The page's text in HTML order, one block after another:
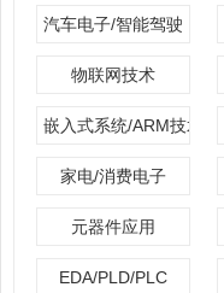
汽车电子/智能驾驶
物联网技术
嵌入式系统/ARM技术
家电/消费电子
元器件应用
EDA/PLD/PLC